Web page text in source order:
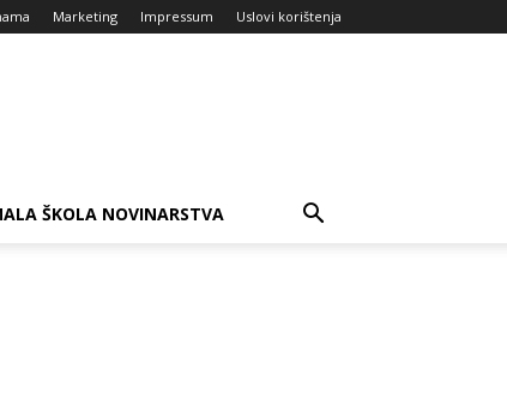
Marketing Impressum Uslovi korištenja
ŠKOLA NOVINARSTVA